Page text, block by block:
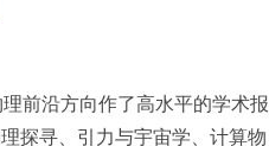
前沿方向作了高水平的学术报
探寻、引力与宇宙学、计算物